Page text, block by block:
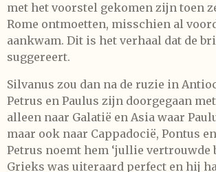
met het voorstel gekomen zijn toen
Rome ontmoetten, misschien al
aankwam. Dit is het verhaal dat de
suggereert.
Silvanus zou dan na de ruzie in
Petrus en Paulus zijn doorgegaan
alleen naar Galatië en Asia waar
maar ook naar Cappadocië, Pontus
Petrus noemt hem ‘jullie vertrouwde
Grieks was uiteraard perfect en hij